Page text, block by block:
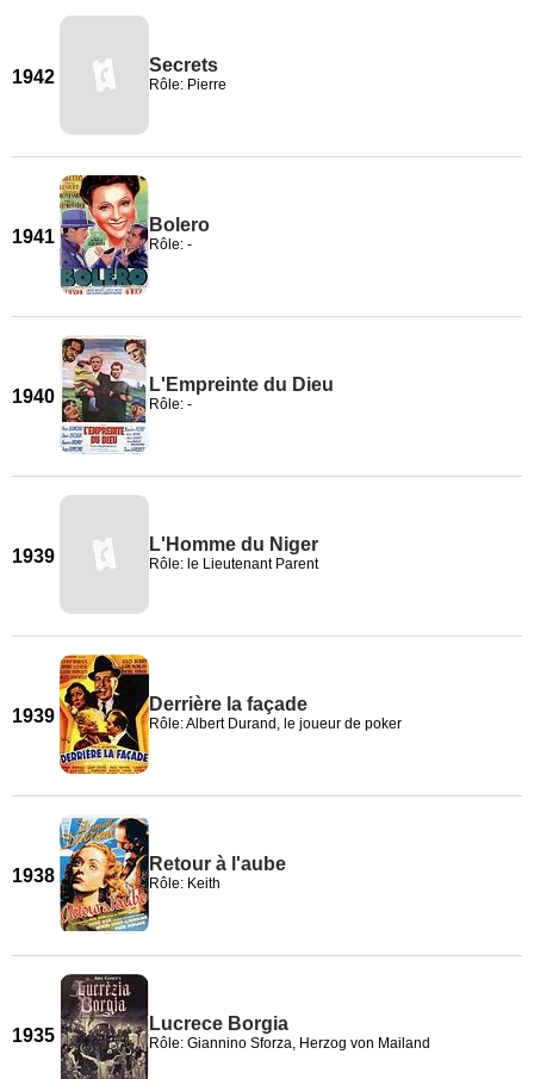
1942
Secrets
Rôle: Pierre
1941
Bolero
Rôle: -
1940
L'Empreinte du Dieu
Rôle: -
1939
L'Homme du Niger
Rôle: le Lieutenant Parent
1939
Derrière la façade
Rôle: Albert Durand, le joueur de poker
1938
Retour à l'aube
Rôle: Keith
1935
Lucrece Borgia
Rôle: Giannino Sforza, Herzog von Mailand